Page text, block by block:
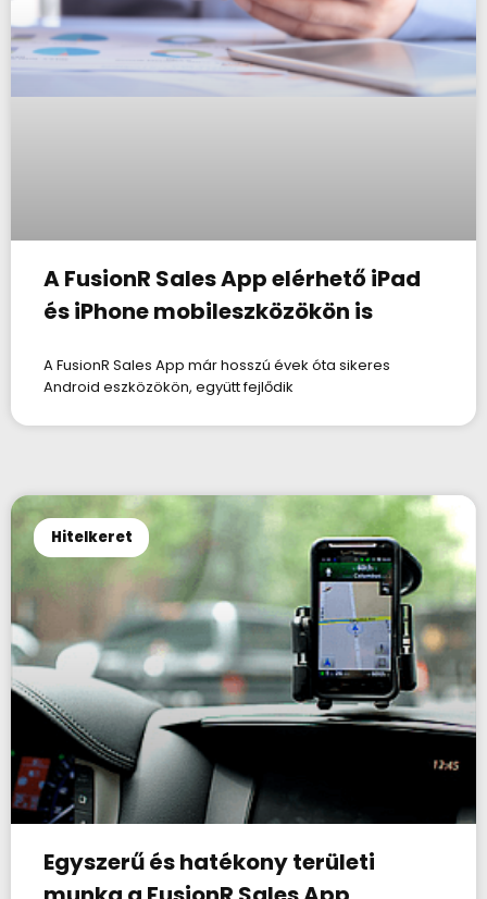
A FusionR Sales App elérhető iPad
és iPhone mobileszközökön is
A FusionR Sales App már hosszú évek óta sikeres
Android eszközökön, együtt fejlődik
Hitelkeret
Egyszerű és hatékony területi